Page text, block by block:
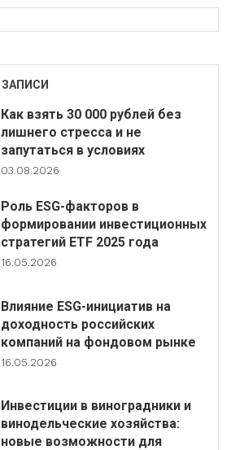
Как взять 30 000 рублей без
лишнего стресса и не
запутаться в условиях
03.08.2026
Роль ESG-факторов в
формировании инвестиционных
стратегий ETF 2025 года
16.05.2026
Влияние ESG-инициатив на
доходность российских
компаний на фондовом рынке
16.05.2026
Инвестиции в виноградники и
винодельческие хозяйства:
новые возможности для